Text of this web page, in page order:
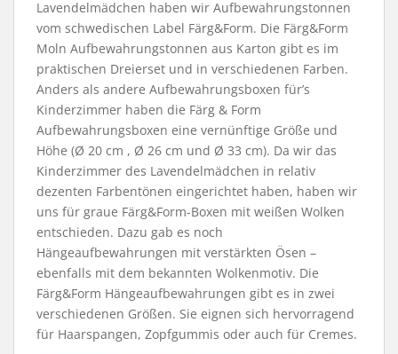
Lavendelmädchen haben wir Aufbewahrungstonnen
vom schwedischen Label Färg&Form. Die Färg&Form
Moln Aufbewahrungstonnen aus Karton gibt es im
praktischen Dreierset und in verschiedenen Farben.
Anders als andere Aufbewahrungsboxen für’s
Kinderzimmer haben die Färg & Form
Aufbewahrungsboxen eine vernünftige Größe und
Höhe (Ø 20 cm , Ø 26 cm und Ø 33 cm). Da wir das
Kinderzimmer des Lavendelmädchen in relativ
dezenten Farbentönen eingerichtet haben, haben wir
uns für graue Färg&Form-Boxen mit weißen Wolken
entschieden. Dazu gab es noch
Hängeaufbewahrungen mit verstärkten Ösen –
ebenfalls mit dem bekannten Wolkenmotiv. Die
Färg&Form Hängeaufbewahrungen gibt es in zwei
verschiedenen Größen. Sie eignen sich hervorragend
für Haarspangen, Zopfgummis oder auch für Cremes.